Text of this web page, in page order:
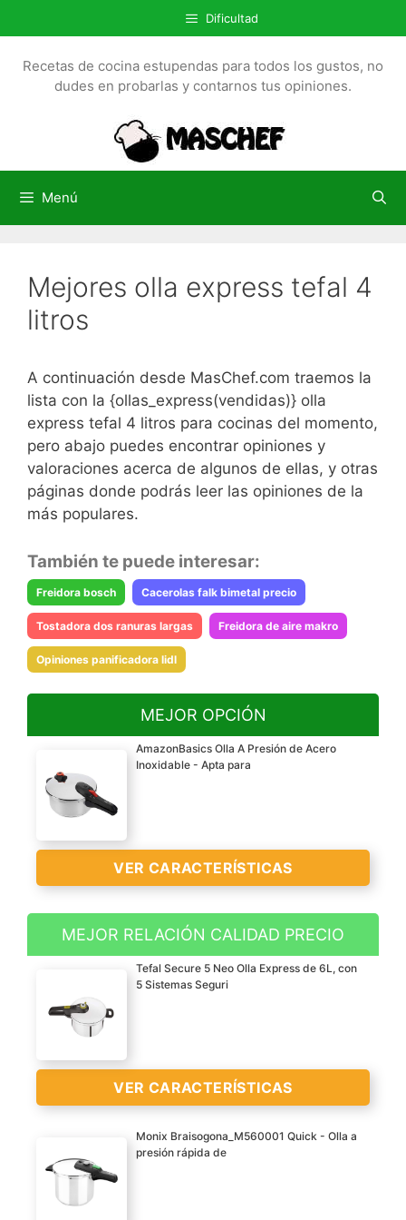
a
l
Dificultad
Recetas de cocina estupendas para todos los gustos, no
dudes en probarlas y contarnos tus opiniones.
Menú
Mejores olla express tefal 4
litros
A continuación desde MasChef.com traemos la
lista con la {ollas_express(vendidas)} olla
express tefal 4 litros para cocinas del momento,
pero abajo puedes encontrar opiniones y
valoraciones acerca de algunos de ellas, y otras
páginas donde podrás leer las opiniones de la
más populares.
También te puede interesar:
Freidora bosch Cacerolas falk bimetal precio
Tostadora dos ranuras largas Freidora de aire makro
Opiniones panificadora lidl
MEJOR OPCIÓN
AmazonBasics Olla A Presión de Acero
Inoxidable - Apta para
VER CARACTERÍSTICAS
Olla a presión de acero
inoxidable para cocinar
deliciosas y nutritivas
comidas en menos
2 niveles de presión de
cocción: 50 kPa cocción
Indicador de nivel de
adecuado; asas Bakelite
MEJOR RELACIÓN CALIDAD PRECIO
Tefal Secure 5 Neo Olla Express de 6L, con
5 Sistemas Seguri
VER CARACTERÍSTICAS
Olla a presión de 6 litros
de capacidad de uso con
Monix Braisogona_M560001 Quick - Olla a
presión rápida de